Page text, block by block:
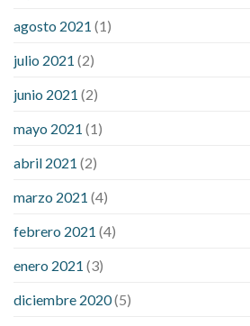
agosto 2021 (1)
julio 2021 (2)
junio 2021 (2)
mayo 2021 (1)
abril 2021 (2)
marzo 2021 (4)
febrero 2021 (4)
enero 2021 (3)
diciembre 2020(5)